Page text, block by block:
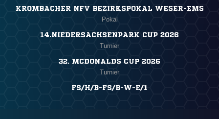
KROMBACHER NFV BEZIRKSPOKAL WESER-EMS
Pokal
14.NIEDERSACHSENPARK CUP 2026
Turnier
32. MCDONALDS CUP 2026
Turnier
FS/H/B-FS/B-W-E/1